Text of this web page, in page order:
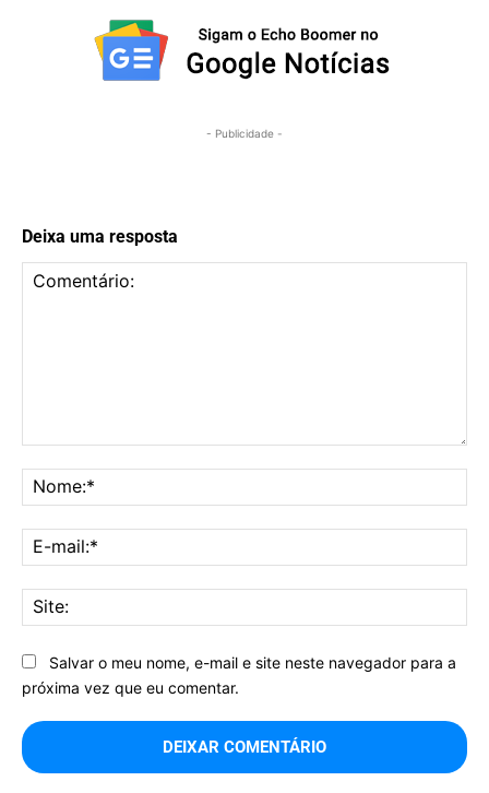
- Publicidade -
Deixa uma resposta
Salvar o meu nome, e-mail e site neste navegador para a
próxima vez que eu comentar.